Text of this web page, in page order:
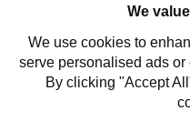
Homens jovens
Contate-nos